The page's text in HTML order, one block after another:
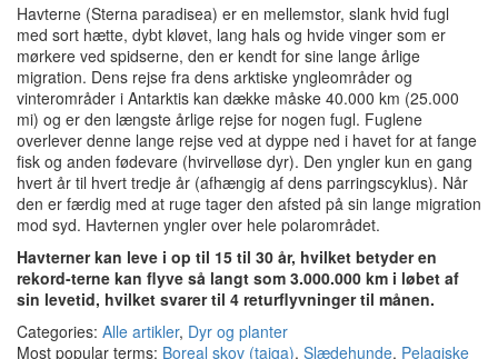
Havterne (Sterna paradisea) er en mellemstor, slank hvid fugl
med sort hætte, dybt kløvet, lang hals og hvide vinger som er
mørkere ved spidserne, den er kendt for sine lange årlige
migration. Dens rejse fra dens arktiske yngleområder og
vinterområder i Antarktis kan dække måske 40.000 km (25.000
mi) og er den længste årlige rejse for nogen fugl. Fuglene
overlever denne lange rejse ved at dyppe ned i havet for at fange
fisk og anden fødevare (hvirvelløse dyr). Den yngler kun en gang
hvert år til hvert tredje år (afhængig af dens parringscyklus). Når
den er færdig med at ruge tager den afsted på sin lange migration
mod syd. Havternen yngler over hele polarområdet.
Havterner kan leve i op til 15 til 30 år, hvilket betyder en
rekord-terne kan flyve så langt som 3.000.000 km i løbet af
sin levetid, hvilket svarer til 4 returflyvninger til månen.
Categories: Alle artikler, Dyr og planter
Most popular terms: Boreal skov (tajga), Slædehunde, Pelagiske